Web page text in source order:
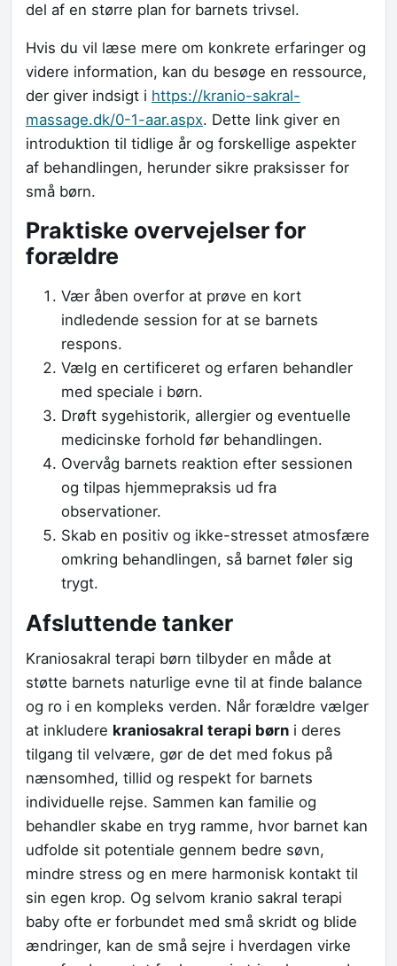
del af en større plan for barnets trivsel.
Hvis du vil læse mere om konkrete erfaringer og
videre information, kan du besøge en ressource,
der giver indsigt i https://kranio-sakral-
massage.dk/0-1-aar.aspx. Dette link giver en
introduktion til tidlige år og forskellige aspekter
af behandlingen, herunder sikre praksisser for
små børn.
Praktiske overvejelser for
forældre
Vær åben overfor at prøve en kort
indledende session for at se barnets
respons.
Vælg en certificeret og erfaren behandler
med speciale i børn.
Drøft sygehistorik, allergier og eventuelle
medicinske forhold før behandlingen.
Overvåg barnets reaktion efter sessionen
og tilpas hjemmepraksis ud fra
observationer.
Skab en positiv og ikke-stresset atmosfære
omkring behandlingen, så barnet føler sig
trygt.
Afsluttende tanker
Kraniosakral terapi børn tilbyder en måde at
støtte barnets naturlige evne til at finde balance
og ro i en kompleks verden. Når forældre vælger
at inkludere kraniosakral terapi børn i deres
tilgang til velvære, gør de det med fokus på
nænsomhed, tillid og respekt for barnets
individuelle rejse. Sammen kan familie og
behandler skabe en tryg ramme, hvor barnet kan
udfolde sit potentiale gennem bedre søvn,
mindre stress og en mere harmonisk kontakt til
sin egen krop. Og selvom kranio sakral terapi
baby ofte er forbundet med små skridt og blide
ændringer, kan de små sejre i hverdagen virke